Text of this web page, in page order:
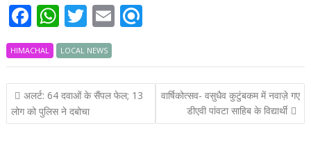
F
ac
e
b
o
o
W
h
at
s
A
p
T
w
itt
er
E
ai
l
i
n
HIMACHAL LOCAL NEWS
Post
navigation
अलर्ट: 64 दवाओं के सैंपल फेल; 13
लोग को पुलिस ने दबोचा
वार्षिकोत्सव- वसुधैव कुटुंबकम में नवाज़े गए
डीएवी पांवटा साहिब के विद्यार्थी